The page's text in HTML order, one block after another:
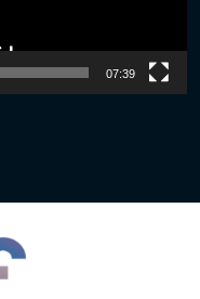
07:39